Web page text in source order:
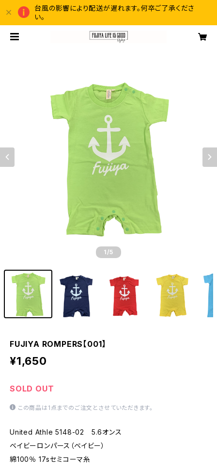
台風の影響により配送が遅れます。何卒ご了承くださ
い。
1 /5
FUJIYA ROMPERS【001】
¥1,650
SOLD OUT
この商品は1点までのご注文とさせていただきます。
United Athle 5148-02 5.6オンス
ベイビーロンパース（ベイビー）
綿100％ 17sセミコーマ糸